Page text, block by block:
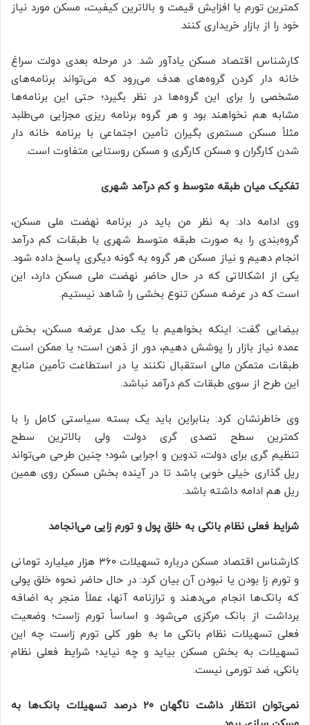
کمترین تورم یا افزایش قیمت و بالاترین کیفیت، مسکن مورد نیاز
خود را از بازار خریداری کنند.
کارشناس اقتصاد مسکن یادآور شد: در مرحله بعدی دولت سراغ
خانه دار کردن گروه‌های هدف می‌رود که می‌تواند برنامه‌های
مشخصی را برای این گروه‌ها در نظر بگیرد؛ حتی این برنامه‌ها
مشابه هم نخواهند بود و هر گروه برنامه ریزی مجزایی می‌طلبد
مثلاً مسکن مستمری بگیران تأمین اجتماعی با برنامه خانه دار
شدن کارگران و مسکن کارگری و مسکن روستایی متفاوت است.
تفکیک میان طبقه متوسط و کم درآمد شهری
وی ادامه داد: به نظر من باید در برنامه نهضت ملی مسکن،
گروه‌بندی را به صورت طبقه متوسط شهری با طبقات کم درآمد
انجام دهیم و نیاز مسکن هر گروه به گونه دیگری پاسخ داده شود.
یکی از اشکالاتی که در حال حاضر نهضت ملی مسکن دارد، این
است که در عرضه مسکن تنوع بخشی را شاهد نیستیم.
بیضایی گفت: اینکه بخواهیم با یک مدل عرضه مسکن، بخش
عمده نیاز بازار را پوشش دهیم، دور از ذهن است؛ یا ممکن است
طبقات متمکن مالی استقبال نکنند یا در استطاعت تأمین منابع
این طرح از سوی طبقات کم درآمد نباشد.
وی خاطرنشان کرد: بنابراین باید یک بسته سیاستی کامل را با
کمترین سطح تصدی گری دولت ولی بالاترین سطح
تنظیم گری برای دولت، تدوین و اجرایی شود؛ چنین طرحی می‌تواند
ریل گذاری خیلی خوبی باشد تا در آینده بخش مسکن روی همین
ریل هم ادامه داشته باشد.
شرایط فعلی نظام بانکی به خلق پول و تورم زایی می‌انجامد
کارشناس اقتصاد مسکن درباره تسهیلات ۳۶۰ هزار میلیارد تومانی
و تورم زا بودن یا نبودن آن بیان کرد: در حال حاضر نحوه خلق پولی
که بانک‌ها انجام می‌دهند و ترازنامه آنها، عملاً منجر به اضافه
برداشت از بانک مرکزی می‌شود و اساساً تورم زاست؛ وضعیت
فعلی تسهیلات نظام بانکی ما به طور کلی تورم زاست چه این
تسهیلات به بخش مسکن بیاید و چه نیاید؛ شرایط فعلی نظام
بانکی، ضد تورمی نیست.
نمی‌توان انتظار داشت ناگهان ۲۰ درصد تسهیلات بانک‌ها به